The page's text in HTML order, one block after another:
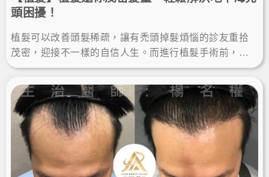
頭困擾！
植髮可以改善頭髮稀疏，讓有禿頭掉髮煩惱的診友重拾
茂密，迎接不一樣的自信人生。而進行植髮手術前，選
對專業的醫師很重要，也要做好術後照顧，才能擁有最
棒的植髮成果！